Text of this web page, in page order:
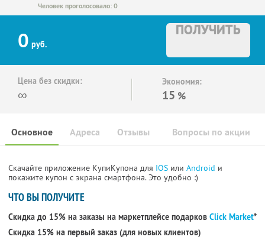
Человек проголосовало: 0
0 руб.
ПОЛУЧИТЬ
Цена без скидки:
∞
Экономия:
15 %
Основное Отзывы Вопросы по акции
Адреса
Скачайте приложение КупиКупона для IOS или Android и
покажите купон с экрана смартфона. Это удобно :)
ЧТО ВЫ ПОЛУЧИТЕ
Скидка до 15% на заказы на маркетплейсе подарков Click Market*
Скидка 15% на первый заказ (для новых клиентов)